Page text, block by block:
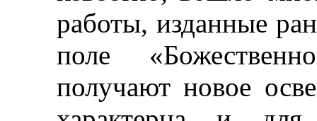
работы, изданные
поле
получают новое